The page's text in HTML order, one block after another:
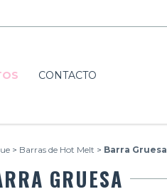
CONTACTO
> Barras de Hot Melt > Barra Gruesa
GRUESA